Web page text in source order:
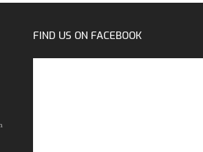
FIND US ON FACEBOOK